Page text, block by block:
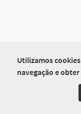
Utilizamos
navegação e